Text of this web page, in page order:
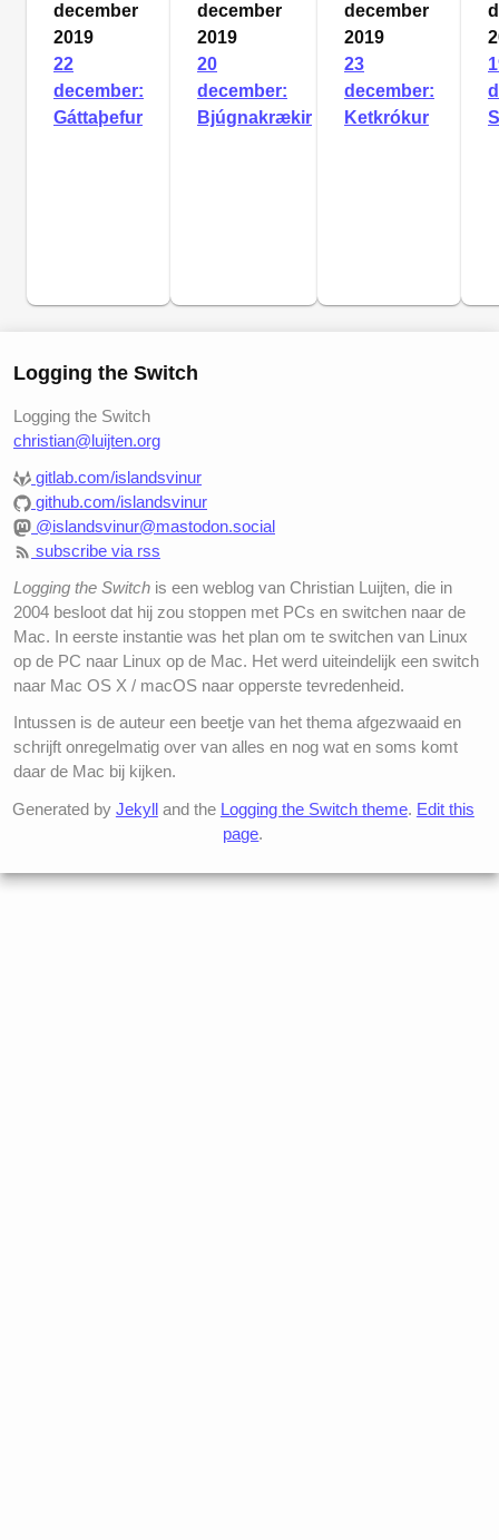
december
2019
22
december:
Gáttaþefur
december
2019
20
december:
Bjúgnakrækir
december
2019
23
december:
Ketkrókur
Logging the Switch
Logging the Switch
christian@luijten.org
gitlab.com/islandsvinur
github.com/islandsvinur
@islandsvinur@mastodon.social
subscribe via rss
Logging the Switch is een weblog van Christian Luijten, die in
2004 besloot dat hij zou stoppen met PCs en switchen naar de
Mac. In eerste instantie was het plan om te switchen van Linux
op de PC naar Linux op de Mac. Het werd uiteindelijk een switch
naar Mac OS X / macOS naar opperste tevredenheid.
Intussen is de auteur een beetje van het thema afgezwaaid en
schrijft onregelmatig over van alles en nog wat en soms komt
daar de Mac bij kijken.
Generated by Jekylland the Logging the Switch theme. Edit this
page.